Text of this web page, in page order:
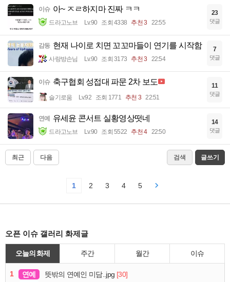
이슈 아~ ㅈㄹ하지마 진짜 ㅋㅋ
드라고노브 Lv.90 조회 4338 추천 3 22:55
23
댓글
감동 현재 나이로 치면 꼬꼬마들이 연기를 시작함
사랑방손님 Lv.90 조회 3173 추천 3 22:54
7
댓글
이슈 축구협회 성접대 파문 2차 보도
슬기로움 Lv.92 조회 1771 추천 3 22:51
11
댓글
연예 유세윤 콘서트 실황영상떳네
드라고노브 Lv.90 조회 5522 추천 4 22:50
14
댓글
최근 다음 검색 글쓰기
1 2 3 4 5
오픈 이슈 갤러리 화제글
오늘의 화제 주간 월간 이슈
1 연예 뜻밖의 연예인 미담..jpg [30]